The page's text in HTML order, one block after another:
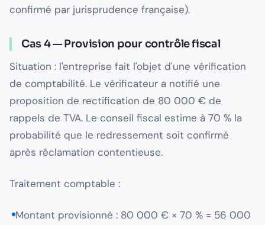
confirmé par jurisprudence française).
Cas 4 — Provision pour contrôle fiscal
Situation : l'entreprise fait l'objet d'une vérification
de comptabilité. Le vérificateur a notifié une
proposition de rectification de 80 000 € de
rappels de TVA. Le conseil fiscal estime à 70 % la
probabilité que le redressement soit confirmé
après réclamation contentieuse.
Traitement comptable :
Montant provisionné : 80 000 € × 70 % = 56 000